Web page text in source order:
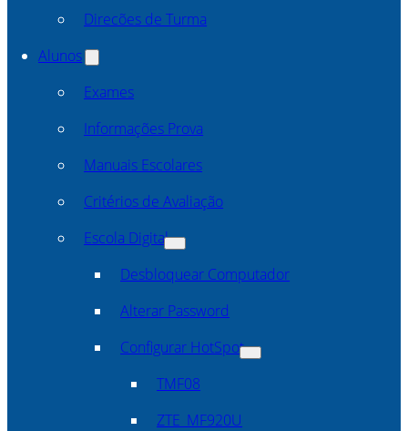
Direcões de Turma
Alunos
Exames
Informações Prova
Manuais Escolares
Critérios de Avaliação
Escola Digital
Desbloquear Computador
Alterar Password
Configurar HotSpot
TMF08
ZTE_MF920U